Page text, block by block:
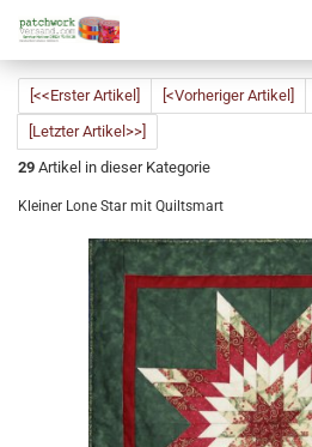
[<<Erster Artikel] [<Vorheriger Artikel]
[Letzter Artikel>>]
29 Artikel in dieser Kategorie
Kleiner Lone Star mit Quiltsmart